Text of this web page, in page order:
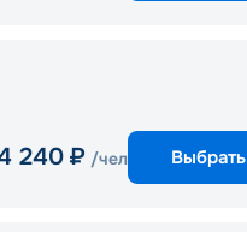
240 ₽ /чел Выбрать